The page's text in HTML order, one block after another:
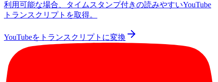
利用可能な場合、タイムスタンプ付きの読みやすいYouTube
トランスクリプトを取得。
YouTubeをトランスクリプトに変換